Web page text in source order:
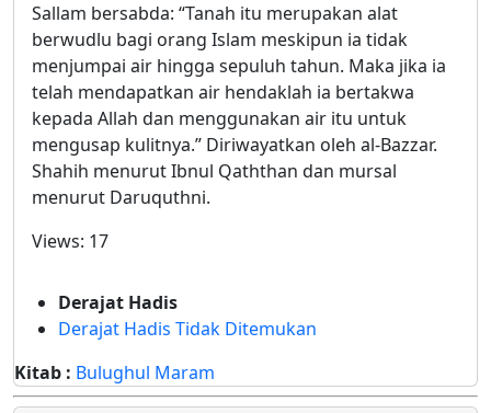
Sallam bersabda: “Tanah itu merupakan alat
berwudlu bagi orang Islam meskipun ia tidak
menjumpai air hingga sepuluh tahun. Maka jika ia
telah mendapatkan air hendaklah ia bertakwa
kepada Allah dan menggunakan air itu untuk
mengusap kulitnya.” Diriwayatkan oleh al-Bazzar.
Shahih menurut Ibnul Qaththan dan mursal
menurut Daruquthni.
Views: 17
Derajat Hadis
Derajat Hadis Tidak Ditemukan
Kitab : Bulughul Maram